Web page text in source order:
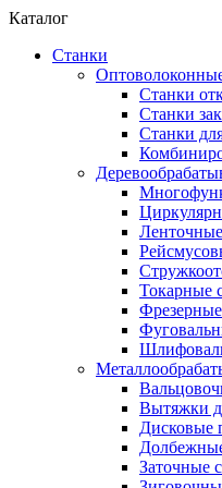
Каталог
Станки
Станки
Станки
Станки
Токарные
Вытяжки
Дисковые
Заточные